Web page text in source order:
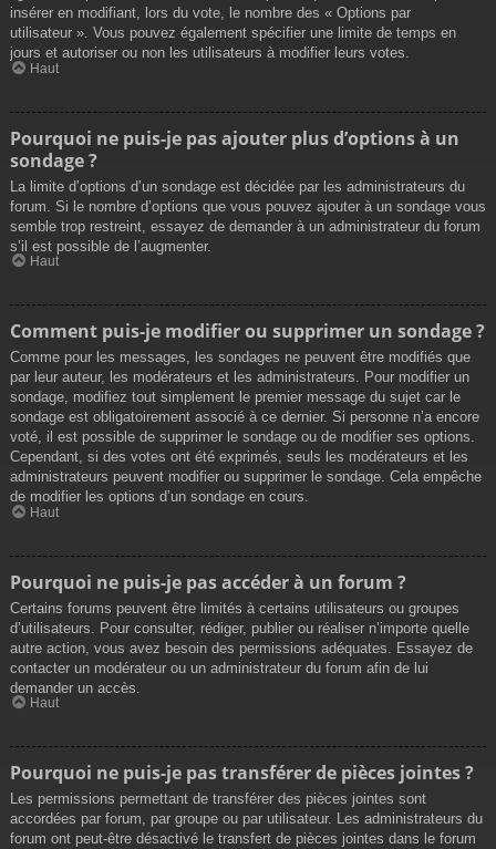
insérer en modifiant, lors du vote, le nombre des « Options par
utilisateur ». Vous pouvez également spécifier une limite de temps en
jours et autoriser ou non les utilisateurs à modifier leurs votes.
Haut
Pourquoi ne puis-je pas ajouter plus d’options à un
sondage ?
La limite d’options d’un sondage est décidée par les administrateurs du
forum. Si le nombre d’options que vous pouvez ajouter à un sondage vous
semble trop restreint, essayez de demander à un administrateur du forum
s’il est possible de l’augmenter.
Haut
Comment puis-je modifier ou supprimer un sondage ?
Comme pour les messages, les sondages ne peuvent être modifiés que
par leur auteur, les modérateurs et les administrateurs. Pour modifier un
sondage, modifiez tout simplement le premier message du sujet car le
sondage est obligatoirement associé à ce dernier. Si personne n’a encore
voté, il est possible de supprimer le sondage ou de modifier ses options.
Cependant, si des votes ont été exprimés, seuls les modérateurs et les
administrateurs peuvent modifier ou supprimer le sondage. Cela empêche
de modifier les options d’un sondage en cours.
Haut
Pourquoi ne puis-je pas accéder à un forum ?
Certains forums peuvent être limités à certains utilisateurs ou groupes
d’utilisateurs. Pour consulter, rédiger, publier ou réaliser n’importe quelle
autre action, vous avez besoin des permissions adéquates. Essayez de
contacter un modérateur ou un administrateur du forum afin de lui
demander un accès.
Haut
Pourquoi ne puis-je pas transférer de pièces jointes ?
Les permissions permettant de transférer des pièces jointes sont
accordées par forum, par groupe ou par utilisateur. Les administrateurs du
forum ont peut-être désactivé le transfert de pièces jointes dans le forum